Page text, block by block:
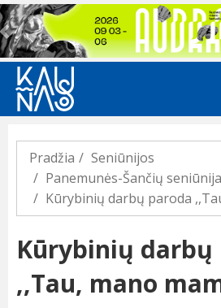
Previous
Pradžia
Seniūnijos
Panemunės-Šančių seniūnija
Kūrybinių darbų paroda
Kūrybinių darbų
,,Tau, mano